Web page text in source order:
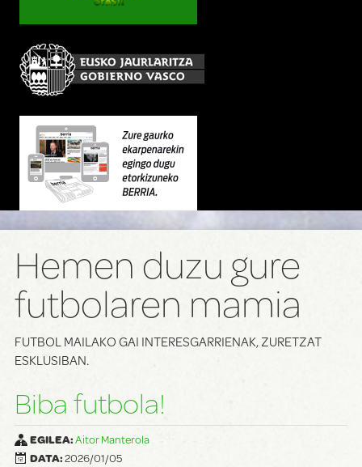
Hemen duzu gure
futbolaren mamia
FUTBOL MAILAKO GAI INTERESGARRIENAK, ZURETZAT
ESKLUSIBAN.
Biba futbola!
EGILEA:Aitor Manterola
DATA:2026/01/05